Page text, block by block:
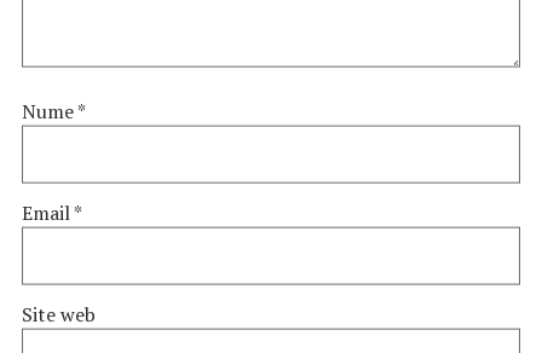
Nume*
Email*
Site web